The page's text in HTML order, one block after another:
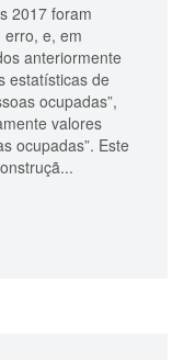
2017 foram
erro, e, em
anteriormente
estatísticas de
ocupadas”,
valores
ocupadas”. Este